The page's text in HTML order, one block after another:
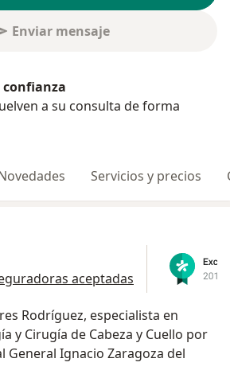
Enviar mensaje
confianza
a su consulta de forma
Servicios y precios
aceptadas
Rodríguez, especialista en
y Cirugía de Cabeza y Cuello por
General Ignacio Zaragoza del